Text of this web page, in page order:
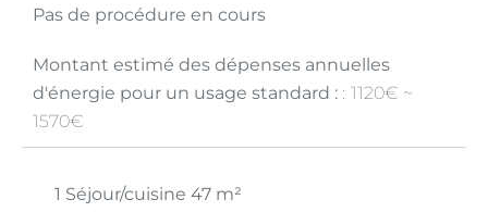
Pas de procédure en cours
Montant estimé des dépenses annuelles
d'énergie pour un usage standard :
1120€ ~
1570€
1 Séjour/cuisine 47 m²